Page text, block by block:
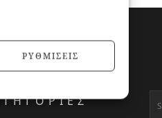
ΡΥΘΜΊΣΕΙΣ